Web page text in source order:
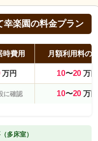
楽園の料金プラン
時費用 月額利用料の
万円 10〜20万円
に確認 10〜20万円
多床室）